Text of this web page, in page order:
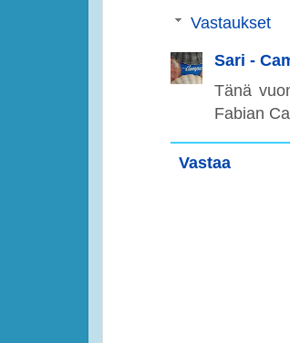
Vastaukset
Sari -
Tänä
Fabian
Vastaa